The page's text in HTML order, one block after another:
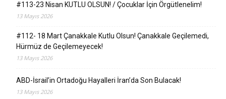
#113-23 Nisan KUTLU OLSUN! / Çocuklar İçin Örgütlenelim!
13 Mayıs 2026
#112- 18 Mart Çanakkale Kutlu Olsun! Çanakkale Geçilemedi,
Hürmüz de Geçilemeyecek!
13 Mayıs 2026
ABD-İsrail’in Ortadoğu Hayalleri İran’da Son Bulacak!
13 Mayıs 2026